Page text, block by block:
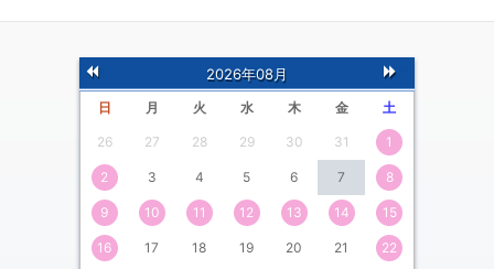
前
の月
次
の月
2026年08月
日 月 火 水 木 金 土
26 27 28 29 30 31 1
2 3 4 5 6 7 8
9 10 11 12 13 14 15
16 17 18 19 20 21 22